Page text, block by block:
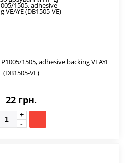
1505, adhesive backing VEAYE
(DB1505-VE)
22 грн.